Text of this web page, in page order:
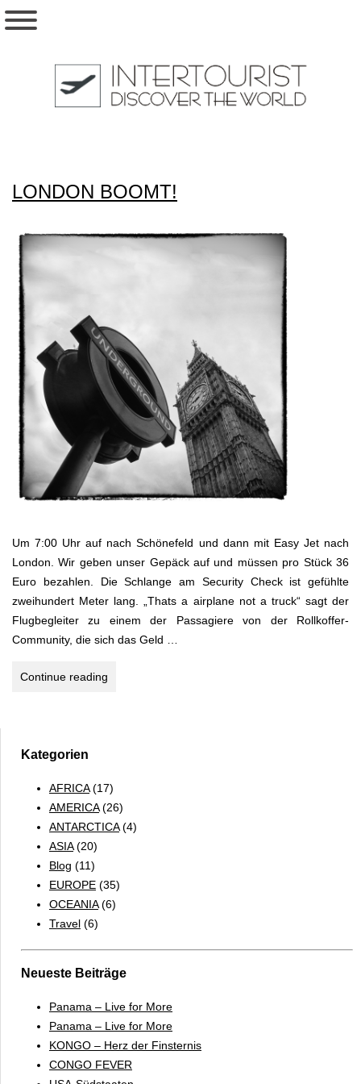
LONDON BOOMT!
Um 7:00 Uhr auf nach Schönefeld und dann mit Easy Jet nach
London. Wir geben unser Gepäck auf und müssen pro Stück 36
Euro bezahlen. Die Schlange am Security Check ist gefühlte
zweihundert Meter lang. „Thats a airplane not a truck“ sagt der
Flugbegleiter zu einem der Passagiere von der Rollkoffer-
Community, die sich das Geld …
Continue reading
Kategorien
AFRICA(17)
AMERICA(26)
ANTARCTICA(4)
ASIA(20)
Blog (11)
EUROPE (35)
OCEANIA(6)
Travel (6)
Neueste Beiträge
Panama – Live for More
Panama – Live for More
KONGO – Herz der Finsternis
CONGO FEVER